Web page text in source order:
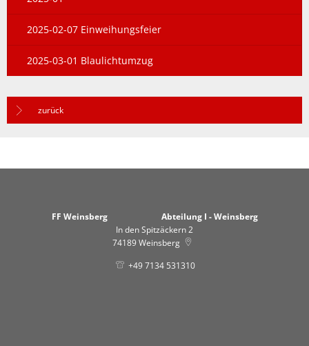
2025-02-07 Einweihungsfeier
2025-03-01 Blaulichtumzug
zurück
FF Weinsberg Abteilung I - Weinsberg
In den Spitzäckern 2
74189Weinsberg
+49 7134 531310